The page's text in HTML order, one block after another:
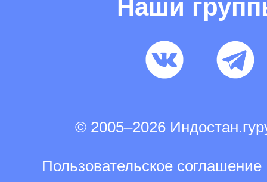
Наши
© 2005–2026
Пользовательское соглашение